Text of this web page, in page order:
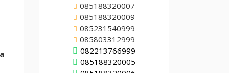
085188320007
085188320009
085231540999
085803312999
082213766999
085188320005